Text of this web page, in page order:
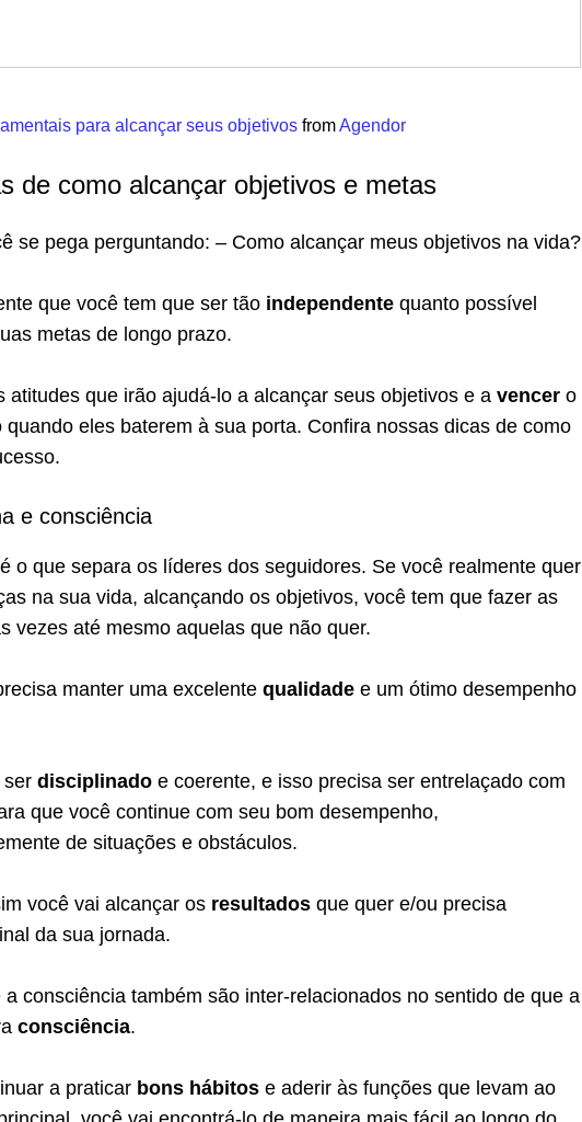
para alcançar seus objetivos fromAgendor
de como alcançar objetivos e metas
se pega perguntando: – Como alcançar meus objetivos na vida?
que você tem que ser tão independente quanto possível
metas de longo prazo.
atitudes que irão ajudá-lo a alcançar seus objetivos e a vencer o
quando eles baterem à sua porta. Confira nossas dicas de como
e consciência
é o que separa os líderes dos seguidores. Se você realmente quer
na sua vida, alcançando os objetivos, você tem que fazer as
vezes até mesmo aquelas que não quer.
manter uma excelente qualidade e um ótimo desempenho
ser disciplinado e coerente, e isso precisa ser entrelaçado com
que você continue com seu bom desempenho,
de situações e obstáculos.
você vai alcançar os resultados que quer e/ou precisa
da sua jornada.
a consciência também são inter-relacionados no sentido de que a
consciência.
a praticar bons hábitos e aderir às funções que levam ao